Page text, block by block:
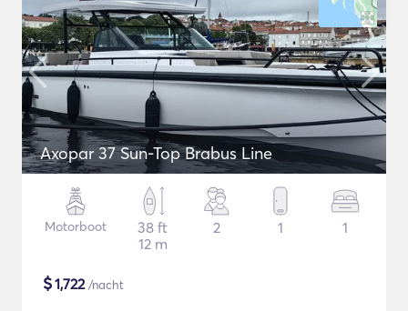
Axopar 37 Sun-Top Brabus Line
Motorboot
38 ft
12 m
2 1 1
$1,722/nacht